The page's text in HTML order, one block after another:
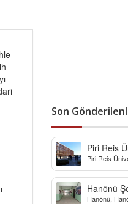
Son
Piri Reis
Hazırlık
Piri Reis
Hanönü
Yatılı
Hanönü,